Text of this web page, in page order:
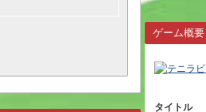
ゲーム概要
タイトル